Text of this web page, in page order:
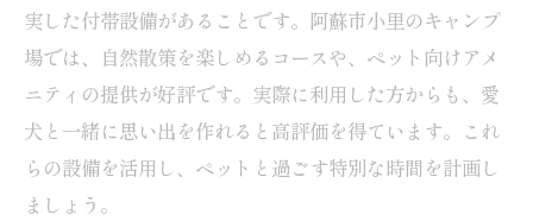
実した付帯設備があることです。阿蘇市小里のキャンプ
場では、自然散策を楽しめるコースや、ペット向けアメ
ニティの提供が好評です。実際に利用した方からも、愛
犬と一緒に思い出を作れると高評価を得ています。これ
らの設備を活用し、ペットと過ごす特別な時間を計画し
ましょう。